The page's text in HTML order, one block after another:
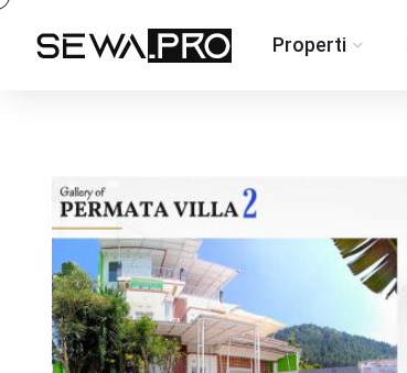
Properti